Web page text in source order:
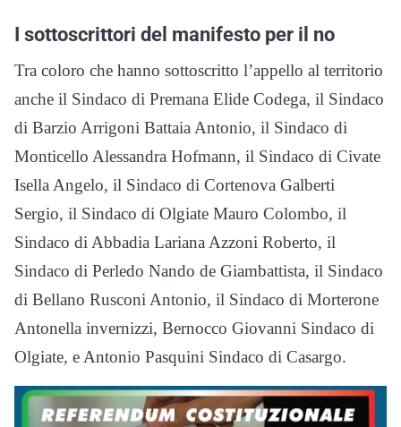
I sottoscrittori del manifesto per il no
Tra coloro che hanno sottoscritto l’appello al territorio
anche il Sindaco di Premana Elide Codega, il Sindaco
di Barzio Arrigoni Battaia Antonio, il Sindaco di
Monticello Alessandra Hofmann, il Sindaco di Civate
Isella Angelo, il Sindaco di Cortenova Galberti
Sergio, il Sindaco di Olgiate Mauro Colombo, il
Sindaco di Abbadia Lariana Azzoni Roberto, il
Sindaco di Perledo Nando de Giambattista, il Sindaco
di Bellano Rusconi Antonio, il Sindaco di Morterone
Antonella invernizzi, Bernocco Giovanni Sindaco di
Olgiate, e Antonio Pasquini Sindaco di Casargo.